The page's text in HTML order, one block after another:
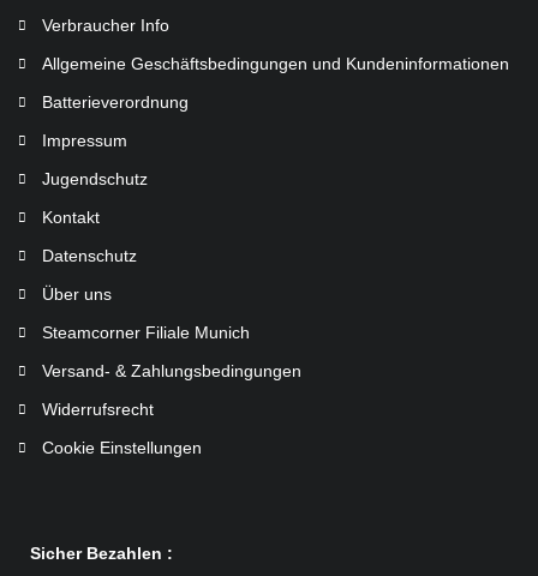
Verbraucher Info
Allgemeine Geschäftsbedingungen und Kundeninformationen
Batterieverordnung
Impressum
Jugendschutz
Kontakt
Datenschutz
Über uns
Steamcorner Filiale Munich
Versand- & Zahlungsbedingungen
Widerrufsrecht
Cookie Einstellungen
Sicher Bezahlen :